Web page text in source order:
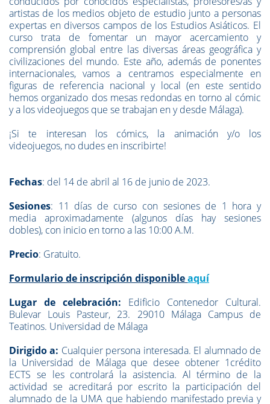
artistas de los medios objeto de estudio junto a personas
expertas en diversos campos de los Estudios Asiáticos. El
curso trata de fomentar un mayor acercamiento y
comprensión global entre las diversas áreas geográfica y
civilizaciones del mundo. Este año, además de ponentes
internacionales, vamos a centramos especialmente en
figuras de referencia nacional y local (en este sentido
hemos organizado dos mesas redondas en torno al cómic
y a los videojuegos que se trabajan en y desde Málaga).
¡Si te interesan los cómics, la animación y/o los
videojuegos, no dudes en inscribirte!
Fechas: del 14 de abril al 16 de junio de 2023.
Sesiones: 11 días de curso con sesiones de 1 hora y
media aproximadamente (algunos días hay sesiones
dobles), con inicio en torno a las 10:00 A.M.
Precio: Gratuito.
Formulario de inscripción disponibleaquí
Lugar de celebración: Edificio Contenedor Cultural.
Bulevar Louis Pasteur, 23. 29010 Málaga Campus de
Teatinos. Universidad de Málaga
Dirigido a: Cualquier persona interesada. El alumnado de
la Universidad de Málaga que desee obtener 1crédito
ECTS se les controlará la asistencia. Al término de la
actividad se acreditará por escrito la participación del
alumnado de la UMA que habiendo manifestado previa y